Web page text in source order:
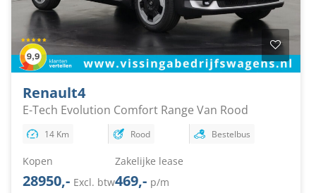
Renault4
E-Tech Evolution Comfort Range Van Rood
14 Km Rood Bestelbus
Kopen
28950,- Excl. btw
Zakelijke lease
469,- p/m